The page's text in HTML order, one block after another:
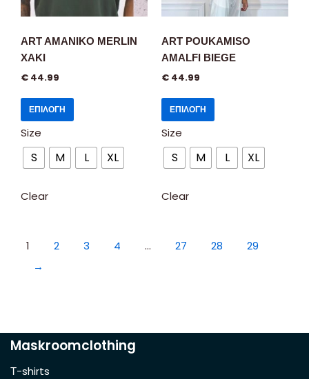
ART AMANIKO MERLIN
XAKI
€ 44.99
ΕΠΙΛΟΓΉ
Size
S M L XL
Clear
ART POUKAMISO
AMALFI BIEGE
€ 44.99
ΕΠΙΛΟΓΉ
Size
S M L XL
Clear
1 2 3 4 … 27 28
29
→
Maskroomclothing
Τ-shirts